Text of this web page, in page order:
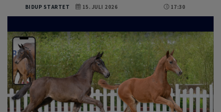
BIDUP STARTET 15. JULI 2026 17:30